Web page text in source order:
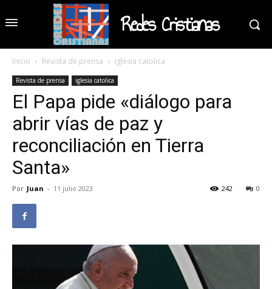
Redes Cristianas
Inicio Revista de prensa iglesia catolica
Revista de prensa iglesia catolica
El Papa pide «diálogo para
abrir vías de paz y
reconciliación en Tierra
Santa»
Por Juan - 11 julio 2023 0
242